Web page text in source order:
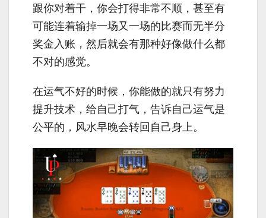
跟你对着干，你会打得非常不顺，甚至有
可能连着输掉一场又一场的比赛而无半分
奖金入账，然后就会有那种好像做什么都
不对的感觉。
在运气不好的时候，你能做的就只有努力
提升技术，给自己打气，告诉自己运气是
公平的，风水早晚会转回自己身上。